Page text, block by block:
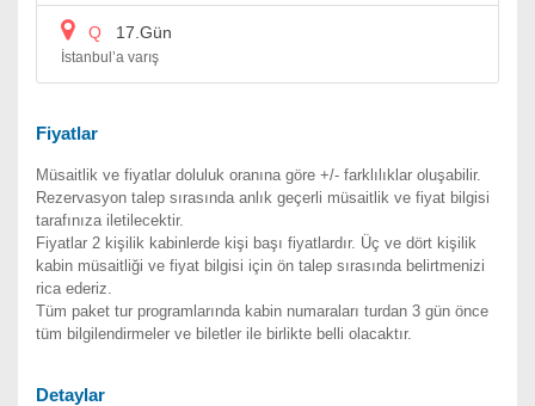
Q 17.Gün
İstanbul’a varış
Fiyatlar
Müsaitlik ve fiyatlar doluluk oranına göre +/- farklılıklar oluşabilir.
Rezervasyon talep sırasında anlık geçerli müsaitlik ve fiyat bilgisi
tarafınıza iletilecektir.
Fiyatlar 2 kişilik kabinlerde kişi başı fiyatlardır. Üç ve dört kişilik
kabin müsaitliği ve fiyat bilgisi için ön talep sırasında belirtmenizi
rica ederiz.
Tüm paket tur programlarında kabin numaraları turdan 3 gün önce
tüm bilgilendirmeler ve biletler ile birlikte belli olacaktır.
Detaylar